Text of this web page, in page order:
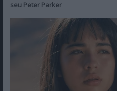
seu Peter Parker